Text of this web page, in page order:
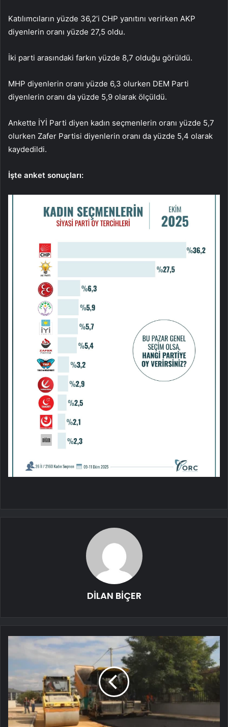
Katılımcıların yüzde 36,2’i CHP yanıtını verirken AKP
diyenlerin oranı yüzde 27,5 oldu.
İki parti arasındaki farkın yüzde 8,7 olduğu görüldü.
MHP diyenlerin oranı yüzde 6,3 olurken DEM Parti
diyenlerin oranı da yüzde 5,9 olarak ölçüldü.
Ankette İYİ Parti diyen kadın seçmenlerin oranı yüzde 5,7
olurken Zafer Partisi diyenlerin oranı da yüzde 5,4 olarak
kaydedildi.
İşte anket sonuçları:
DİLAN BİÇER